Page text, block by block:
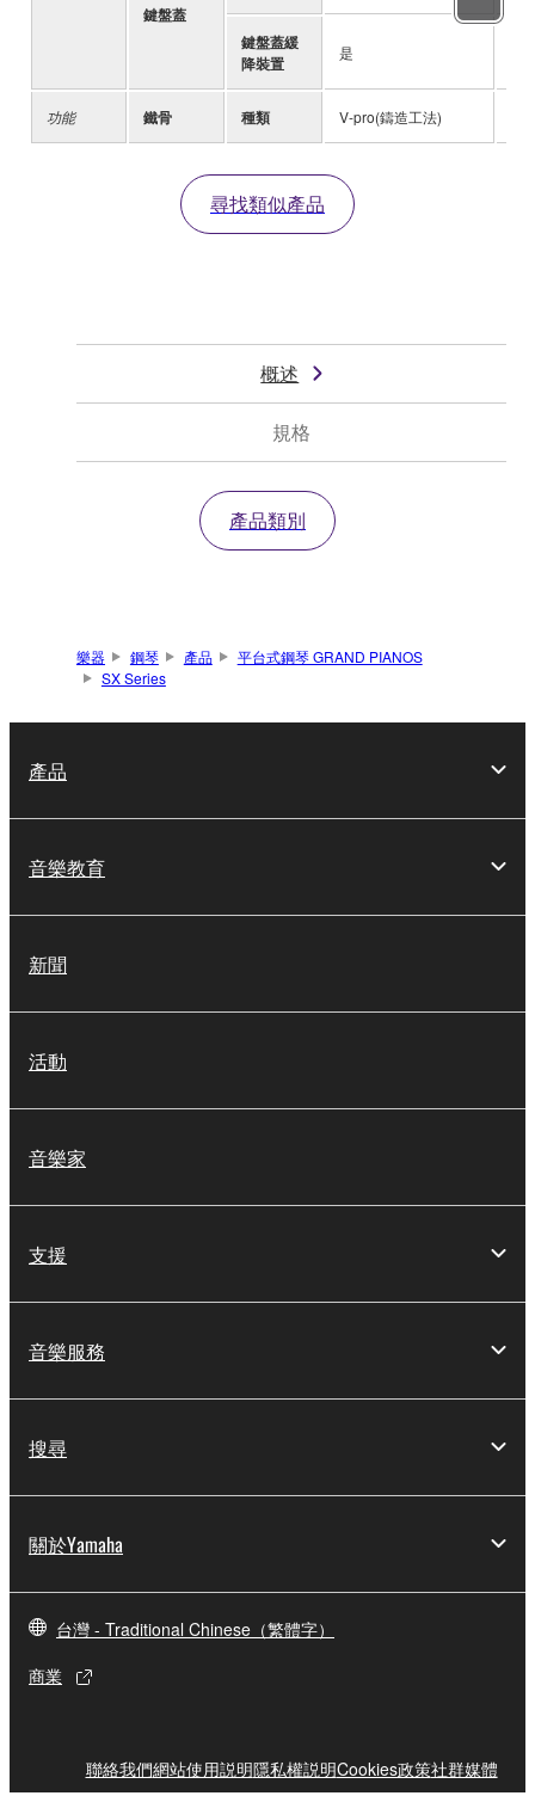
鍵盤蓋
鍵盤蓋緩
降裝置
是
功能 鐵骨 種類 V-pro(鑄造工法)
尋找類似產品
概述
規格
產品類別
樂器 鋼琴 產品
平台式鋼琴 GRAND PIANOS
SX Series
產品
音樂教育
新聞
活動
音樂家
支援
音樂服務
搜尋
關於Yamaha
台灣 - Traditional Chinese（繁體字）
商業
聯絡我們網站使用説明隱私權説明Cookies政策社群媒體